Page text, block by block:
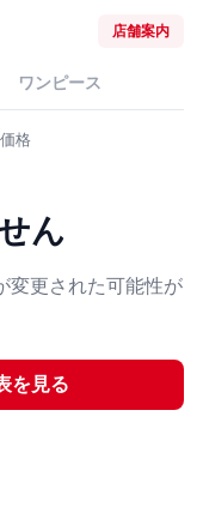
店舗案内
ワンピース
格
ん
変更された可能性が
を見る